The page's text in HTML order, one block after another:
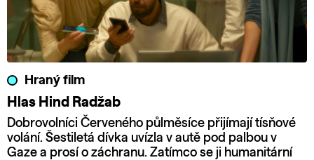
Hraný film
Hlas Hind Radžab
Dobrovolníci Červeného půlměsíce přijímají tísňové
volání. Šestiletá dívka uvízla v autě pod palbou v
Gaze a prosí o záchranu. Zatímco se ji humanitární